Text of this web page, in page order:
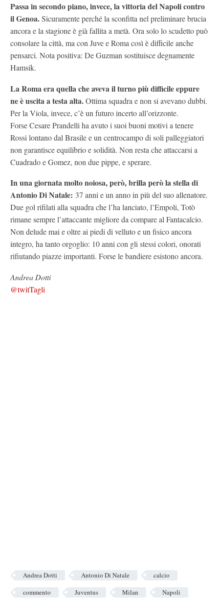
Passa in secondo piano, invece, la vittoria del Napoli contro
il Genoa.Sicuramente perché la sconfitta nel preliminare brucia
ancora e la stagione è già fallita a metà. Ora solo lo scudetto può
consolare la città, ma con Juve e Roma così è difficile anche
pensarci. Nota positiva: De Guzman sostituisce degnamente
Hamsik.
La Roma era quella che aveva il turno più difficile eppure
ne è uscita a testa alta.Ottima squadra e non si avevano dubbi.
Per la Viola, invece, c’è un futuro incerto all’orizzonte.
Forse Cesare Prandelli ha avuto i suoi buoni motivi a tenere
Rossi lontano dal Brasile e un centrocampo di soli palleggiatori
non garantisce equilibrio e solidità. Non resta che attaccarsi a
Cuadrado e Gomez, non due pippe, e sperare.
In una giornata molto noiosa, però, brilla però la stella di
Antonio Di Natale: 37 anni e un anno in più del suo allenatore.
Due gol rifilati alla squadra che l’ha lanciato, l’Empoli, Totò
rimane sempre l’attaccante migliore da compare al Fantacalcio.
Non delude mai e oltre ai piedi di velluto e un fisico ancora
integro, ha tanto orgoglio: 10 anni con gli stessi colori, onorati
rifiutando piazze importanti. Forse le bandiere esistono ancora.
Andrea Dotti
@twitTagli
Andrea Dotti Antonio Di Natale
calcio
commento
Juventus Milan Napoli